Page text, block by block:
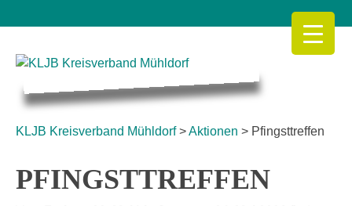
to
KLJB Kreisverband Mühldorf>Aktionen > Pfingsttreffen
PFINGSTTREFFEN